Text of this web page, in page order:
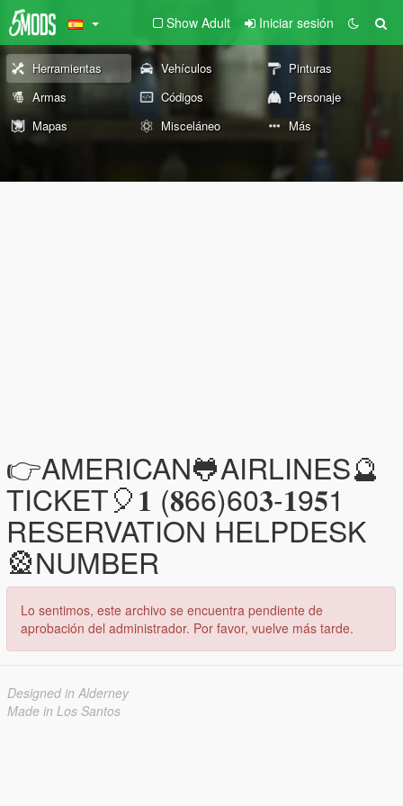
Show Adult Iniciar sesión
Herramientas Vehículos
Pinturas
Armas
Códigos
Personaje
Mapas
Misceláneo Más
👉AMERICAN🐸AIRLINES🔮
TICKET🎈𝟏 (𝟖66)60𝟑-𝟏9𝟓1
RESERVATION HELPDESK
🎡NUMBER
Lo sentimos, este archivo se encuentra pendiente de
aprobación del administrador. Por favor, vuelve más tarde.
Designed in Alderney
Made in Los Santos